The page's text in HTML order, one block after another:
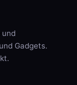
Gadgets.